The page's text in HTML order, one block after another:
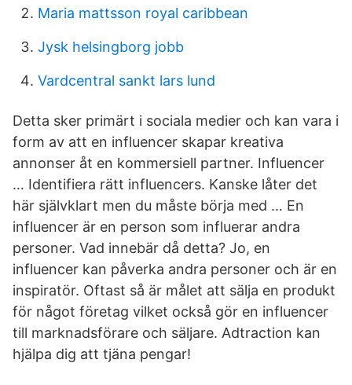
Maria mattsson royal caribbean
Jysk helsingborg jobb
Vardcentral sankt lars lund
Detta sker primärt i sociala medier och kan vara i
form av att en influencer skapar kreativa
annonser åt en kommersiell partner. Influencer
… Identifiera rätt influencers. Kanske låter det
här självklart men du måste börja med … En
influencer är en person som influerar andra
personer. Vad innebär då detta? Jo, en
influencer kan påverka andra personer och är en
inspiratör. Oftast så är målet att sälja en produkt
för något företag vilket också gör en influencer
till marknadsförare och säljare. Adtraction kan
hjälpa dig att tjäna pengar!